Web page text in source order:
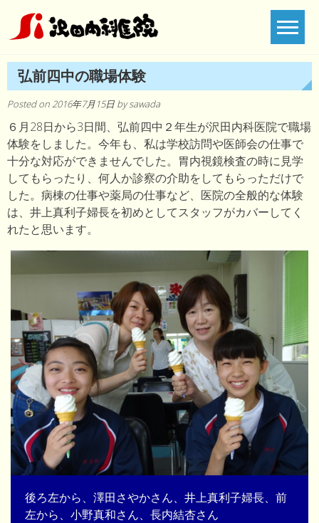
content
弘前四中の職場体験
Posted on 2016年7月15日 bysawada
６月28日から3日間、弘前四中２年生が沢田内科医院で職場
体験をしました。今年も、私は学校訪問や医師会の仕事で
十分な対応ができませんでした。胃内視鏡検査の時に見学
してもらったり、何人か診察の介助をしてもらっただけで
した。病棟の仕事や薬局の仕事など、医院の全般的な体験
は、井上真利子婦長を初めとしてスタッフがカバーしてく
れたと思います。
後ろ左から、澤田さやかさん、井上真利子婦長、前
左から、小野真和さん、長内結杏さん